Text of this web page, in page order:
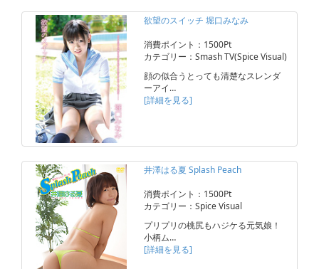
欲望のスイッチ 堀口みなみ
消費ポイント：1500Pt
カテゴリー：Smash TV(Spice Visual)
顔の似合うとっても清楚なスレンダ
ーアイ…
[詳細を見る]
井澤はる夏 Splash Peach
消費ポイント：1500Pt
カテゴリー：Spice Visual
プリプリの桃尻もハジケる元気娘！
小柄ム…
[詳細を見る]